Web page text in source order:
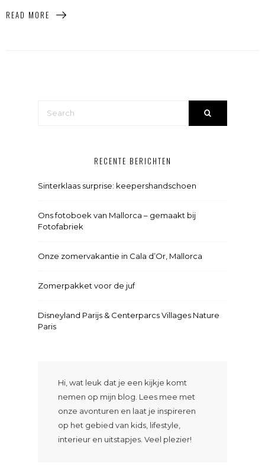
READ MORE
RECENTE BERICHTEN
Sinterklaas surprise: keepershandschoen
Ons fotoboek van Mallorca – gemaakt bij
Fotofabriek
Onze zomervakantie in Cala d’Or, Mallorca
Zomerpakket voor de juf
Disneyland Parijs & Centerparcs Villages Nature
Paris
Hi, wat leuk dat je een kijkje komt
nemen op mijn blog. Lees mee met
onze avonturen en laat je inspireren
op het gebied van kids, lifestyle,
interieur en uitstapjes. Veel plezier!